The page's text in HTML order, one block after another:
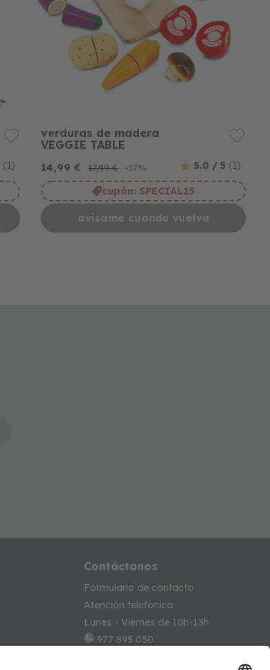
(1)
verduras de madera
VEGGIE TABLE
14,99 € 17,99 € -17% 5.0 / 5 (1)
cupón: SPECIAL15
avisame cuando vuelva
Contáctanos
Formulario de contacto
Atención telefónica
Lunes - Viernes de 10h-13h
977 895 050